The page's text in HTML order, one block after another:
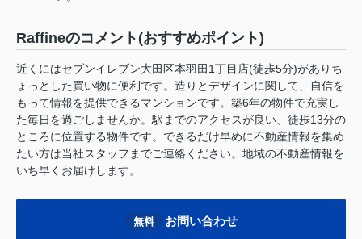
Raffineのコメント(おすすめポイント)
近くにはセブンイレブン大田区本羽田1丁目店(徒歩5分)がありち
ょっとした買い物に便利です。造りとデザインに関して、自信を
もって情報を提供できるマンションです。築6年の物件で充実し
た毎日を過ごしませんか。駅までのアクセスが良い、徒歩13分の
ところに位置する物件です。できるだけ早めに不動産情報を集め
たい方は当社スタッフまでご連絡ください。地域の不動産情報を
いち早くお届けします。
無料 お問い合わせ